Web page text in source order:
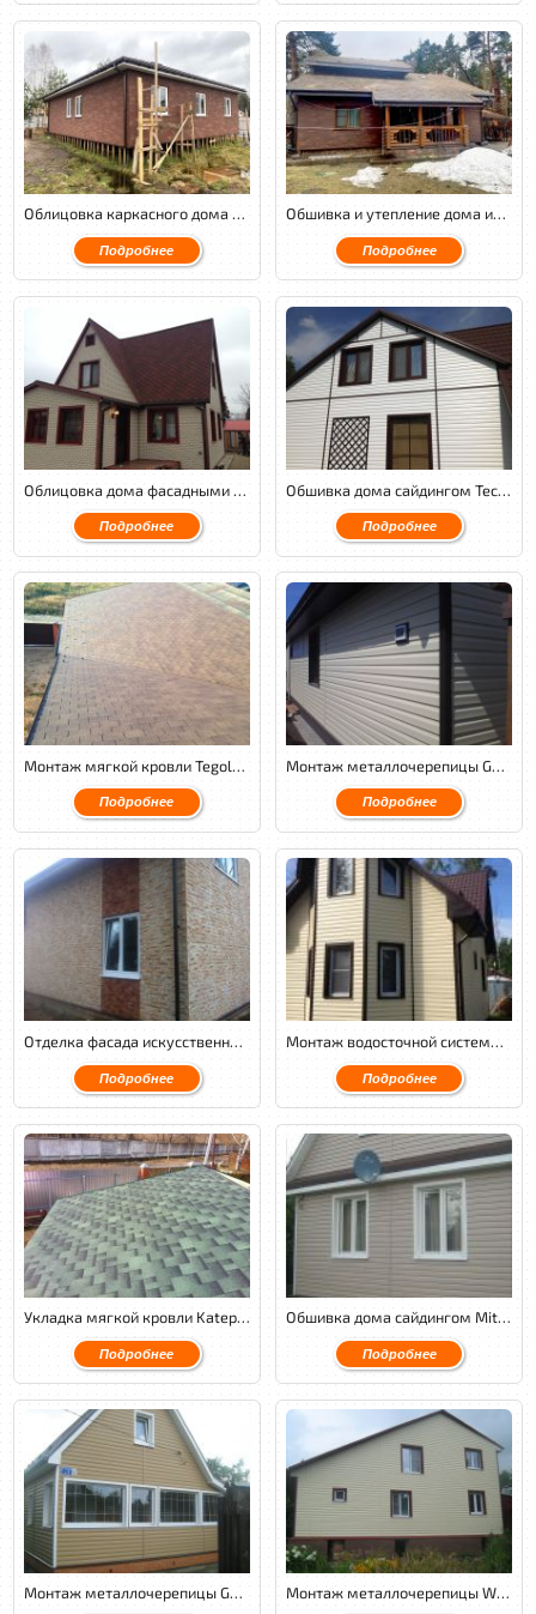
Облицовка каркасного дома фасадной плиткой Хауберг Терракотовый с монтажом ОСП и обустройством вентиляционного зазора
Подробнее
Обшивка и утепление дома из оцилиндрованного бревна фасадной плиткой Хауберг Терракотовый
Подробнее
Облицовка дома фасадными панелями Nailite на металлическом каркасе с утеплением.
Подробнее
Обшивка дома сайдингом Tecos на металлическом каркасе с утеплением в 2 слоя.
Подробнее
Монтаж мягкой кровли Tegola Nordland классик.
Подробнее
Монтаж металлочерепицы GL Granite с обустройством венткамеры и утеплением кровли.
Подробнее
Отделка фасада искусственным камнем Малахит.
Подробнее
Монтаж водосточной системы Docke, отделка фасада сайдингом Блокхаус от Docke.
Подробнее
Укладка мягкой кровли Katepal.
Подробнее
Обшивка дома сайдингом Mitten на металлическом каркасе с утеплением.
Подробнее
Монтаж металлочерепицы GL Granite с обустройством венткамеры и утеплением кровли. Монтаж металлочерепицы Weckman PuralMatt c обустройством венткамеры и утеплением кровли.